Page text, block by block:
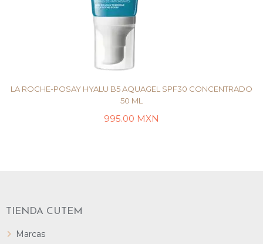
LA ROCHE-POSAY HYALU B5 AQUAGEL SPF30 CONCENTRADO
50 ML
995.00 MXN
TIENDA CUTEM
Marcas